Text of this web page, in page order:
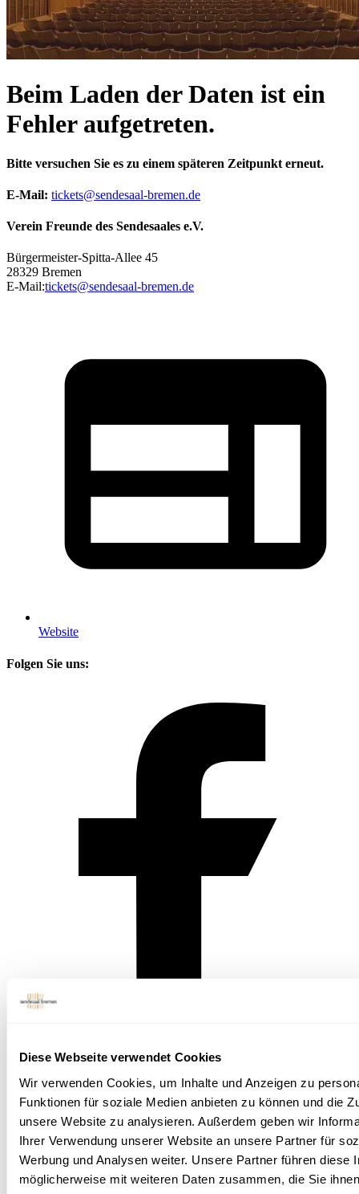
Diese Webseite verwendet Cookies
Wir verwenden Cookies, um Inhalte und Anzeigen zu
Funktionen für soziale Medien anbieten zu können und die
unsere Website zu analysieren. Außerdem geben wir
Ihrer Verwendung unserer Website an unsere Partner für
Werbung und Analysen weiter. Unsere Partner führen diese
möglicherweise mit weiteren Daten zusammen, die Sie
Beim Laden der Daten ist ein
Fehler aufgetreten.
Bitte versuchen Sie es zu einem späteren Zeitpunkt erneut.
E-Mail: tickets@sendesaal-bremen.de
Verein Freunde des Sendesaales e.V.
Bürgermeister-Spitta-Allee 45
28329 Bremen
E-Mail:tickets@sendesaal-bremen.de
Website
Folgen Sie uns: